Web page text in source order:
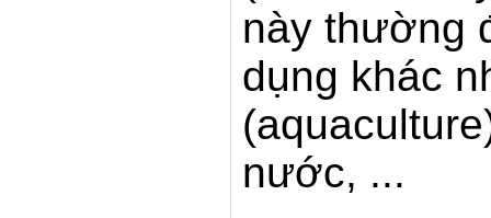
này thường
dụng khác
(aquaculture
nước, ...